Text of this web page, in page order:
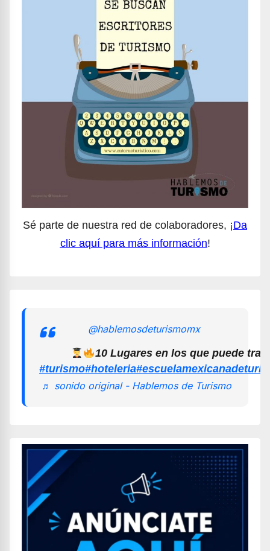
Sé parte de nuestra red de colaboradores, ¡Da
clic aquí para más información!
@hablemosdeturismomx
10 Lugares en los que puede
#turismo#hoteleria
♬ sonido original - Hablemos de Turismo